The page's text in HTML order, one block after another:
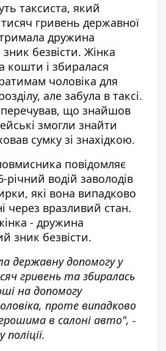
таксиста, який
гривень державної
дружина
безвісти. Жінка
кошти і збиралася
чоловіка для
але забула в таксі.
що знайшов
змогли знайти
сумку зі знахідкою.
повідомляє
річний водій заволодів
які вона випадково
через вразливий стан.
- дружина
зник безвісти.
державну допомогу у
гривень та збиралась
на допомогу
проте випадково
в салоні авто", -